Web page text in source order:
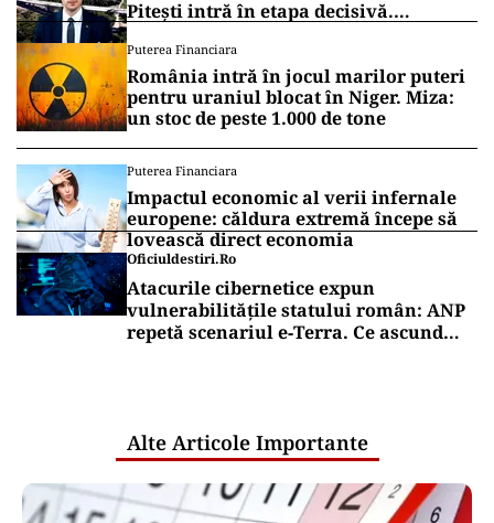
Pitești intră în etapa decisivă.
anunță unde s-a ajuns cu lucrările
(VIDEO)
Puterea Financiara
România intră în jocul marilor puteri
pentru uraniul blocat în Niger. Miza:
un stoc de peste 1.000 de tone
Puterea Financiara
Impactul economic al verii infernale
europene: căldura extremă începe să
lovească direct economia
Oficiuldestiri.ro
Atacurile cibernetice expun
vulnerabilitățile statului român: ANP
repetă scenariul e‑Terra. Ce ascund
Alte Articole Importante